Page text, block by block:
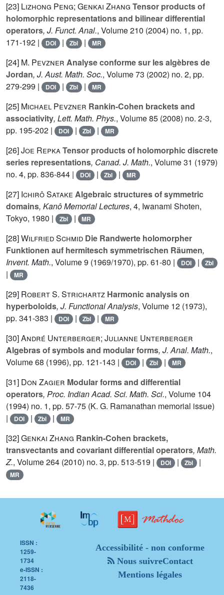
[23] Lizhong Peng; Genkai Zhang Tensor products of
holomorphic representations and bilinear differential
operators, J. Funct. Anal., Volume 210 (2004) no. 1, pp.
171-192 |
DOI | Zbl | MR
[24] M. Pevzner Analyse conforme sur les algèbres de
Jordan, J. Aust. Math. Soc., Volume 73 (2002) no. 2, pp.
279-299 |
DOI | Zbl | MR
[25] Michael Pevzner Rankin-Cohen brackets and
associativity, Lett. Math. Phys., Volume 85 (2008) no. 2-3,
pp. 195-202 |
DOI | Zbl | MR
[26]Joe RepkaTensor products of holomorphic discrete
series representations, Canad. J. Math., Volume 31 (1979)
no. 4, pp. 836-844 |
DOI | Zbl | MR
[27] Ichirô Satake Algebraic structures of symmetric
domains, Kanô Memorial Lectures, 4, Iwanami Shoten,
Tokyo, 1980 |
Zbl | MR
[28]Wilfried Schmid Die Randwerte holomorpher
Funktionen auf hermitesch symmetrischen Räumen,
Invent. Math., Volume 9 (1969/1970), pp. 61-80 | DOI | Zbl
| MR
[29] Robert S. Strichartz Harmonic analysis on
hyperboloids, J. Functional Analysis, Volume 12 (1973),
pp. 341-383 |
DOI | Zbl | MR
[30]André Unterberger; Julianne Unterberger
Algebras of symbols and modular forms, J. Anal. Math.,
Volume 68 (1996), pp. 121-143 | DOI | Zbl | MR
[31] Don Zagier Modular forms and differential
operators, Proc. Indian Acad. Sci. Math. Sci., Volume 104
(1994) no. 1, pp. 57-75 (K. G. Ramanathan memorial issue)
|
DOI | Zbl | MR
[32]Genkai Zhang Rankin-Cohen brackets,
transvectants and covariant differential operators, Math.
Z., Volume 264 (2010) no. 3, pp. 513-519 | DOI | Zbl |
MR
ISSN :
1259-
1734
e-ISSN :
2118-
7436
Accessibilité - non conforme
Nous suivreContact
Mentions légales